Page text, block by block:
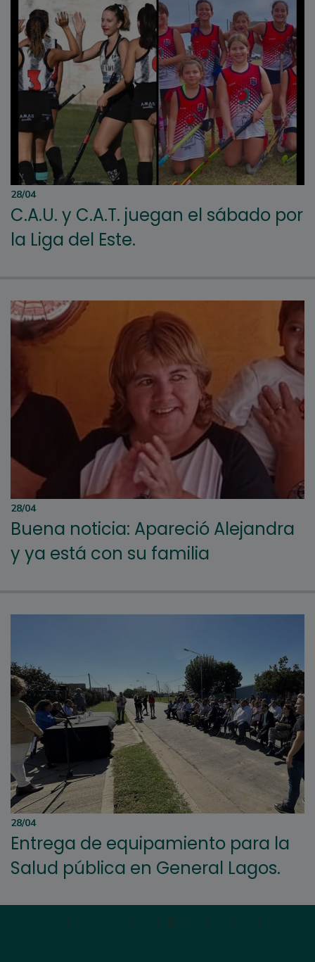
28/04
C.A.U. y C.A.T. juegan el sábado por
la Liga del Este.
28/04
Buena noticia: Apareció Alejandra
y ya está con su familia
28/04
Entrega de equipamiento para la
Salud pública en General Lagos.
| | | 2 | | | |